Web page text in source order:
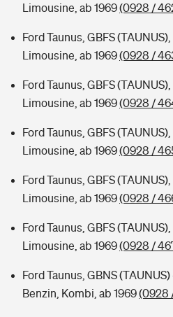
Limousine, ab 1969(0928 /
Ford Taunus, GBFS
Limousine, ab 1969(0928 /
Ford Taunus, GBFS
Limousine, ab 1969(0928 /
Ford Taunus, GBFS
Limousine, ab 1969(0928 /
Ford Taunus, GBFS
Limousine, ab 1969(0928 /
Ford Taunus, GBFS
Limousine, ab 1969(0928 /
Ford Taunus, GBNS
Benzin, Kombi, ab 1969(0928